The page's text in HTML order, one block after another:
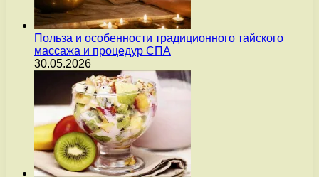
Польза и особенности традиционного тайского
массажа и процедур СПА
30.05.2026